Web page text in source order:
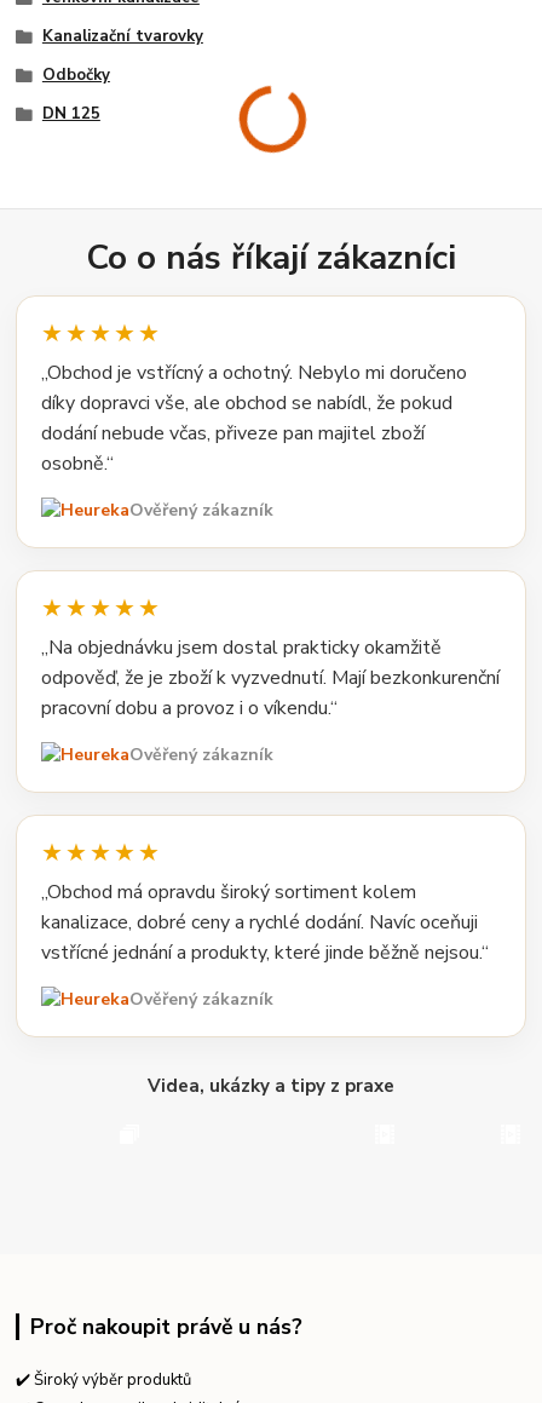
Kanalizační tvarovky
Odbočky
DN 125
Co o nás říkají zákazníci
★★★★★
„Obchod je vstřícný a ochotný. Nebylo mi doručeno
díky dopravci vše, ale obchod se nabídl, že pokud
dodání nebude včas, přiveze pan majitel zboží
osobně.“
Ověřený zákazník
★★★★★
„Na objednávku jsem dostal prakticky okamžitě
odpověď, že je zboží k vyzvednutí. Mají bezkonkurenční
pracovní dobu a provoz i o víkendu.“
Ověřený zákazník
★★★★★
„Obchod má opravdu široký sortiment kolem
kanalizace, dobré ceny a rychlé dodání. Navíc oceňuji
vstřícné jednání a produkty, které jinde běžně nejsou.“
Ověřený zákazník
Videa, ukázky a tipy z praxe
Proč nakoupit právě u nás?
✔️ Široký výběr produktů